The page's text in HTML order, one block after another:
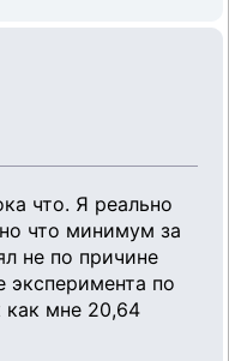
что. Я реально
что минимум за
не по причине
эксперимента по
мне 20,64